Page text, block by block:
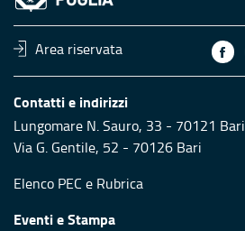
Area riservata
Contatti e indirizzi
Lungomare N. Sauro, 33 - 70121 Bari
Via G. Gentile, 52 - 70126 Bari
Elenco PEC e Rubrica
Eventi e Stampa